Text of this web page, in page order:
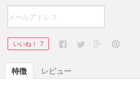
いいね！ 7
特徴 レビュー